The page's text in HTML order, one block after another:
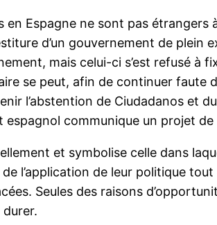
Espagne ne sont pas
d’un gouvernement de plein
mais celui-ci s’est refusé à
se peut, afin de continuer
l’abstention de Ciudadanos et
espagnol communique un projet
et symbolise celle dans
l’application de leur politique
Seules des raisons